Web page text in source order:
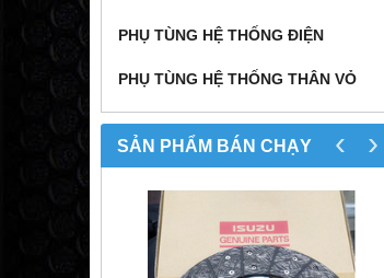
PHỤ TÙNG HỆ THỐNG ĐIỆN
PHỤ TÙNG HỆ THỐNG THÂN VỎ
SẢN PHẨM BÁN CHẠY ‹ ›